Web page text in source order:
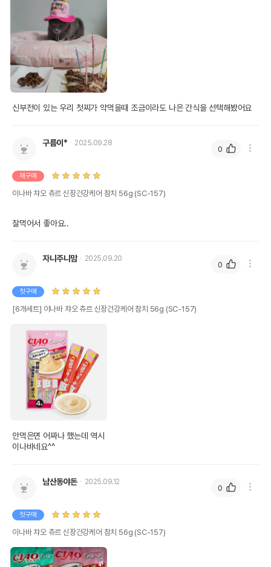
신부전이 있는 우리 첫찌가 약먹을때 조금이라도 나은 간식을 선택해봤어요
구름이* 2025.09.28
재구매
이나바 챠오 츄르 신장건강케어 참치 56g (SC-157)
잘먹어서 좋아요..
0
자니주니맘 2025.09.20
첫구매
[6개세트] 이나바 챠오 츄르 신장건강케어 참치 56g (SC-157)
안먹은면 어짜나 했는데 역시
이나바네요^^
0
남산동야돈 2025.09.12
첫구매
이나바 챠오 츄르 신장건강케어 참치 56g (SC-157)
0